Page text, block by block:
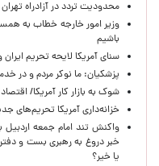
محدودیت تردد در آزادراه تهران کرج قزوین
وزیر امور خارجه خطاب به
باشیم
سنای آمریکا لایحه تحریم
پزشکیان: ما نوکر مردم و در
شوک به بازار کار آمریکا/ اقتصاد امریکا ۲۳ هزار
خزانه‌داری آمریکا تحریم‌های
واکنش تند امام جمعه
خبر دروغ به رهبری بست و
یا خیر؟